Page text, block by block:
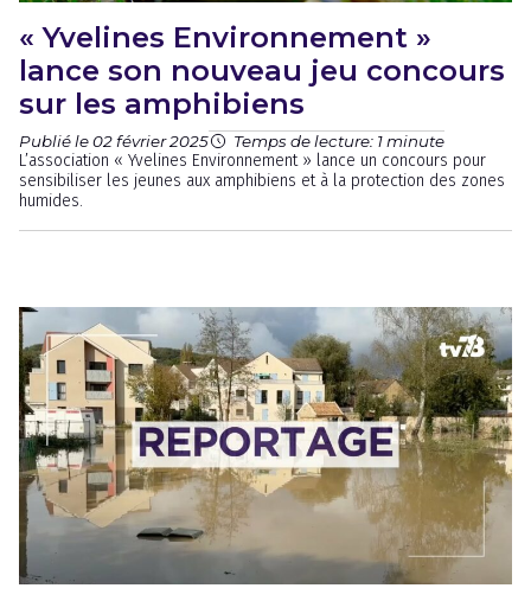
« Yvelines Environnement »
lance son nouveau jeu concours
sur les amphibiens
Publié le 02 février 2025 Temps de lecture: 1 minute
L’association « Yvelines Environnement » lance un concours pour
sensibiliser les jeunes aux amphibiens et à la protection des zones
humides.